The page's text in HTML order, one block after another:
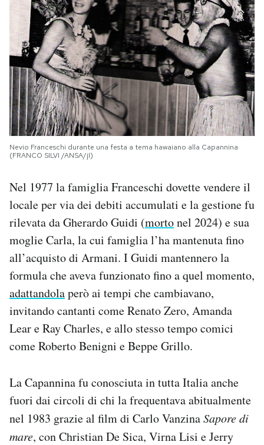
Nevio Franceschi durante una festa a tema hawaiano alla Capannina
(FRANCO SILVI /ANSA/jI)
Nel 1977 la famiglia Franceschi dovette vendere il
locale per via dei debiti accumulati e la gestione fu
rilevata da Gherardo Guidi (mortonel 2024) e sua
moglie Carla, la cui famiglia l’ha mantenuta fino
all’acquisto di Armani. I Guidi mantennero la
formula che aveva funzionato fino a quel momento,
adattandolaperò ai tempi che cambiavano,
invitando cantanti come Renato Zero, Amanda
Lear e Ray Charles, e allo stesso tempo comici
come Roberto Benigni e Beppe Grillo.
La Capannina fu conosciuta in tutta Italia anche
fuori dai circoli di chi la frequentava abitualmente
nel 1983 grazie al film di Carlo VanzinaSapore di
mare, con Christian De Sica, Virna Lisi e Jerry